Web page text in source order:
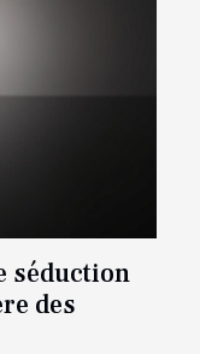
séduction
des